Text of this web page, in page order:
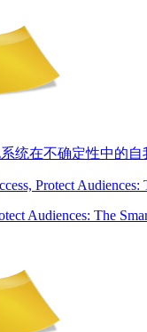
统在不确定性中的自
Audiences: The